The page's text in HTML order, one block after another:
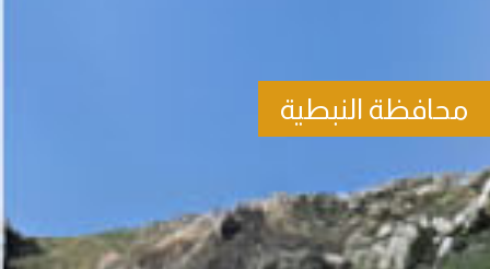
محافظة النبطية